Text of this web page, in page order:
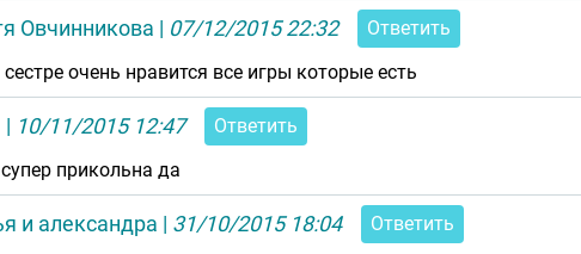
Овчинникова | 07/12/2015 22:32
Ответить
очень нравится все игры которые есть
| 10/11/2015 12:47
Ответить
прикольна да
и александра | 31/10/2015 18:04
Ответить